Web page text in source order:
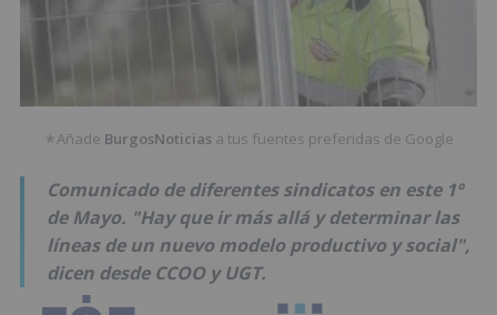
★Añade BurgosNoticias a tus fuentes preferidas de Google
Comunicado de diferentes sindicatos en este 1º
de Mayo. "Hay que ir más allá y determinar las
líneas de un nuevo modelo productivo y social",
dicen desde CCOO y UGT.